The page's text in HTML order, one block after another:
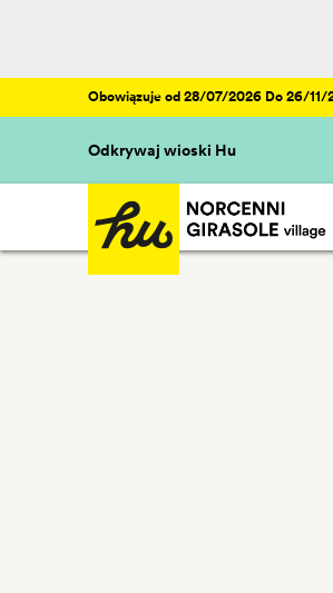
Obowiązuje od 28/07/2026 Do 26/11/
Odkrywaj wioski Hu